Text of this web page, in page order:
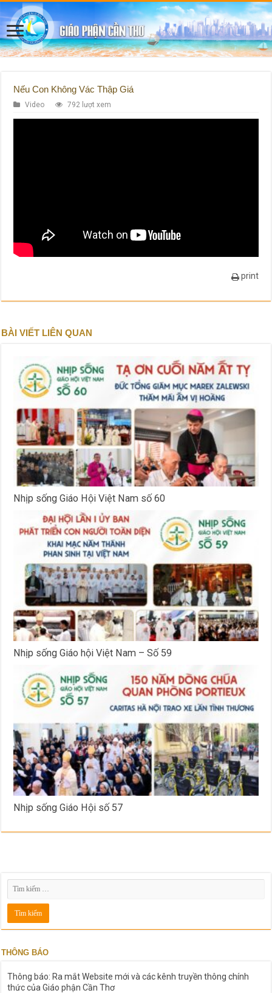
Nếu Con Không Vác Thập Giá
Video 792 lượt xem
print
BÀI VIẾT LIÊN QUAN
Nhịp sống Giáo Hội Việt Nam số 60
Nhịp sống Giáo hội Việt Nam – Số 59
Nhịp sống Giáo Hội số 57
THÔNG BÁO
Thông báo: Ra mắt Website mới và các kênh truyền thông chính
thức của Giáo phận Cần Thơ